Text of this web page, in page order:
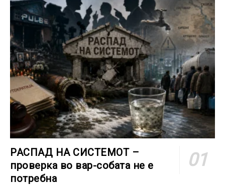
РАСПАД НА СИСТЕМОТ –
проверка во вар-собата не е
потребна